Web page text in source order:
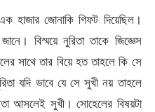
হাজার জোনাকি গিফট দিয়েছিল।
বিস্ময়ে নুরিতা তাকে জিজ্ঞেস
সাথে তার বিয়ে হত তাহলে কি সে
যদি ভাবে যে সে সুখী নয় তাহলে
আসলেই সুখী। সোহেলের বিষয়টা